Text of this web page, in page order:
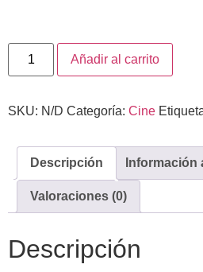
Añadir al carrito
SKU: N/D Categoría: Cine
Descripción Información
Valoraciones (0)
Descripción